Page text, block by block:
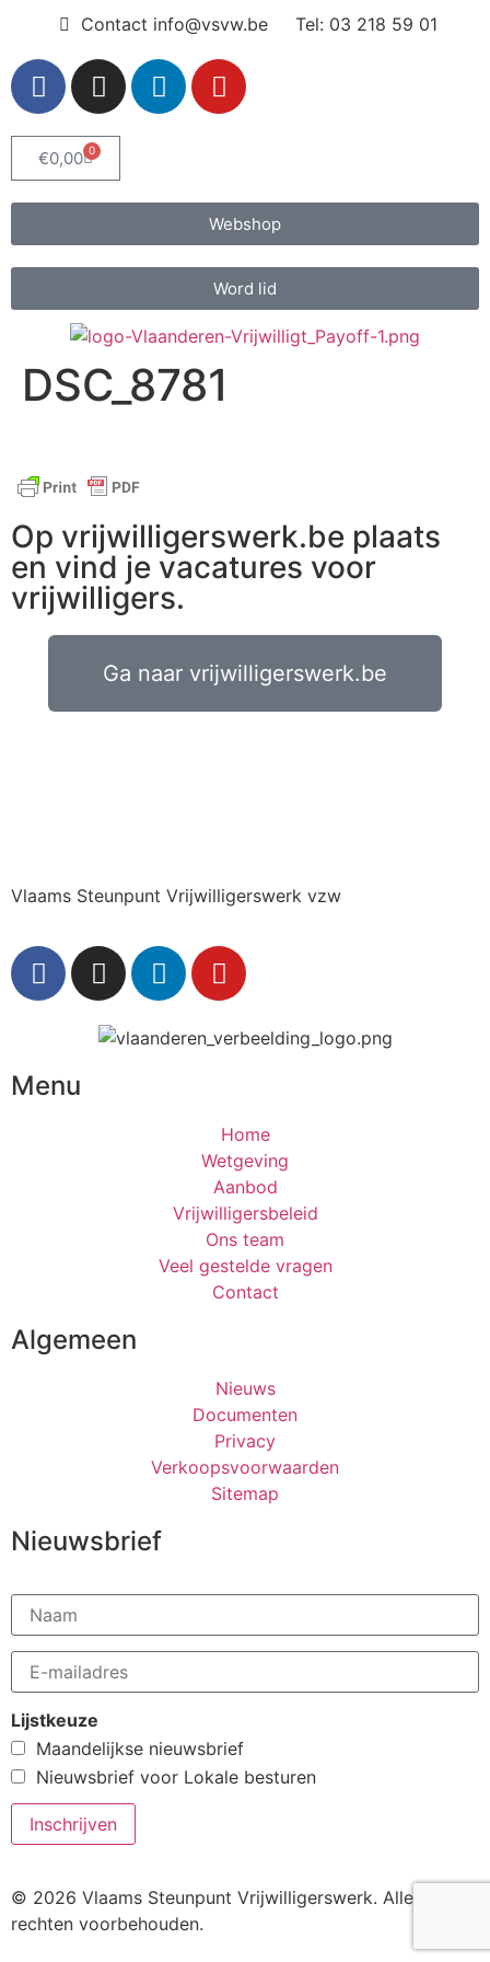
Contact info@vsvw.be Tel: 03 218 59 01
€0,00 0
Webshop
Word lid
DSC_8781
Op vrijwilligerswerk.be plaats
en vind je vacatures voor
vrijwilligers.
Ga naar vrijwilligerswerk.be
Vlaams Steunpunt Vrijwilligerswerk vzw
Menu
Home
Wetgeving
Aanbod
Vrijwilligersbeleid
Ons team
Veel gestelde vragen
Contact
Algemeen
Nieuws
Documenten
Privacy
Verkoopsvoorwaarden
Sitemap
Nieuwsbrief
Lijstkeuze
Maandelijkse nieuwsbrief
Nieuwsbrief voor Lokale besturen
© 2026 Vlaams Steunpunt Vrijwilligerswerk. Alle
rechten voorbehouden.